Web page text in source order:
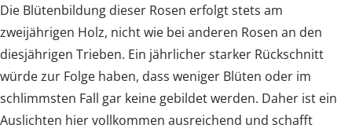
Die Blütenbildung dieser Rosen erfolgt stets am
zweijährigen Holz, nicht wie bei anderen Rosen an den
diesjährigen Trieben. Ein jährlicher starker Rückschnitt
würde zur Folge haben, dass weniger Blüten oder im
schlimmsten Fall gar keine gebildet werden. Daher ist ein
Auslichten hier vollkommen ausreichend und schafft